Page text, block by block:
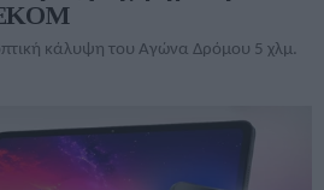
κάλυψη του Αγώνα Δρόμου 5 χλμ.